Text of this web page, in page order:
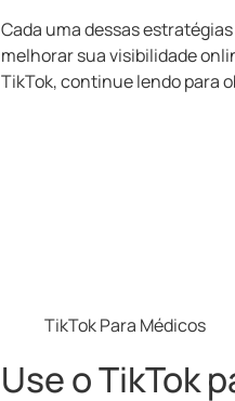
Cada uma dessas
melhorar sua visibilidade
TikTok, continue lendo para
TikTok Para Médicos
Use o TikTok